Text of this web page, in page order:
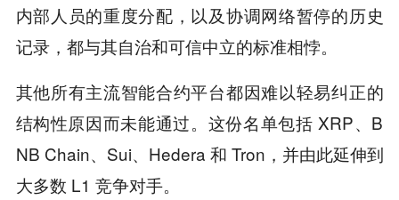
内部人员的重度分配，以及协调网络暂停的历史
记录，都与其自治和可信中立的标准相悖。
其他所有主流智能合约平台都因难以轻易纠正的
结构性原因而未能通过。这份名单包括 XRP、B
NB Chain、Sui、Hedera 和 Tron，并由此延伸到
大多数 L1 竞争对手。